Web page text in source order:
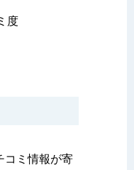
度
コミ情報が寄